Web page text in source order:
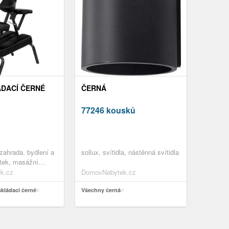
doplňky,vybavení interiéru
ČERNÉ
bydlení a
masážní
černé
ČERNÁ
77246 kousků
sollux, svítidla, nástěnná svítidla
DomovNabytek.cz
Všechny černá